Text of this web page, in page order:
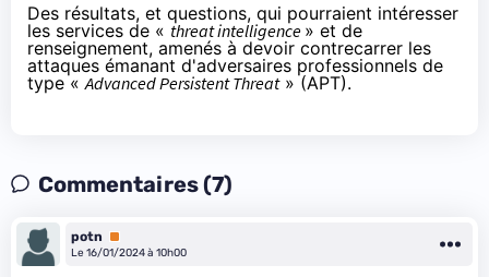
Des résultats, et questions, qui pourraient intéresser
les services de « threat intelligence » et de
renseignement, amenés à devoir contrecarrer les
attaques émanant d'adversaires professionnels de
type « Advanced Persistent Threat» (APT).
Commentaires (7)
potn
Premium
Le 16/01/2024 à 10h00